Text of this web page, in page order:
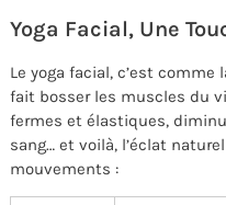
Yoga Facial, Une
Le yoga facial, c’est
fait bosser les muscles du
fermes et élastiques,
sang… et voilà, l’éclat
mouvements :